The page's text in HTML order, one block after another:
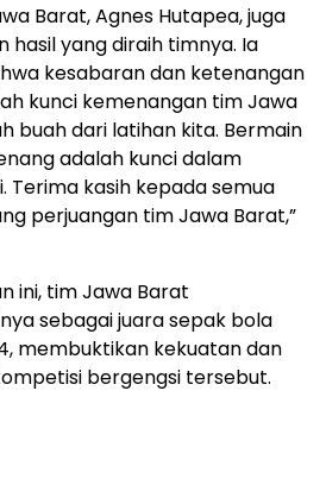
Barat, Agnes Hutapea, juga
hasil yang diraih timnya. Ia
kesabaran dan ketenangan
kunci kemenangan tim Jawa
buah dari latihan kita. Bermain
adalah kunci dalam
Terima kasih kepada semua
perjuangan tim Jawa Barat,”
ini, tim Jawa Barat
sebagai juara sepak bola
membuktikan kekuatan dan
bergengsi tersebut.